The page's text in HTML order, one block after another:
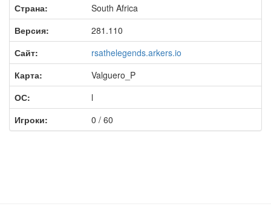
Страна:
South Africa
Версия:
281.110
Сайт:
rsathelegends.arkers.io
Карта:
Valguero_P
ОС:
l
Игроки:
0 / 60